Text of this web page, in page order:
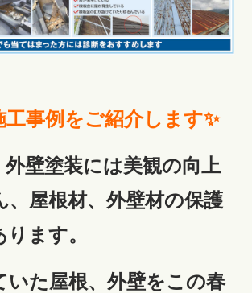
工事例をご紹介します✨
外壁塗装には美観の向上
、屋根材、外壁材の保護
ます。
いた屋根、外壁をこの春